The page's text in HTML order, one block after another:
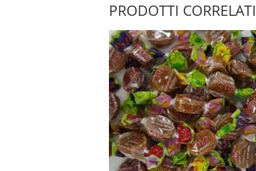
PRODOTTI CORRELATI